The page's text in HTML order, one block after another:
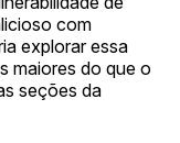
com
explorar essa
maiores do que o
seções da